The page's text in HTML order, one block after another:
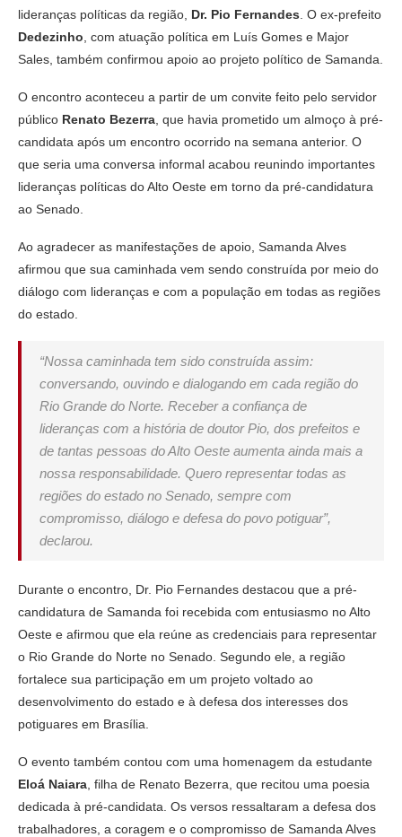
lideranças políticas da região, Dr. Pio Fernandes . O ex-prefeito
Dedezinho , com atuação política em Luís Gomes e Major
Sales, também confirmou apoio ao projeto político de Samanda.
O encontro aconteceu a partir de um convite feito pelo servidor
público Renato Bezerra , que havia prometido um almoço à pré-
candidata após um encontro ocorrido na semana anterior. O
que seria uma conversa informal acabou reunindo importantes
lideranças políticas do Alto Oeste em torno da pré-candidatura
ao Senado.
Ao agradecer as manifestações de apoio, Samanda Alves
afirmou que sua caminhada vem sendo construída por meio do
diálogo com lideranças e com a população em todas as regiões
do estado.
“Nossa caminhada tem sido construída assim:
conversando, ouvindo e dialogando em cada região do
Rio Grande do Norte. Receber a confiança de
lideranças com a história de doutor Pio, dos prefeitos e
de tantas pessoas do Alto Oeste aumenta ainda mais a
nossa responsabilidade. Quero representar todas as
regiões do estado no Senado, sempre com
compromisso, diálogo e defesa do povo potiguar”,
declarou.
Durante o encontro, Dr. Pio Fernandes destacou que a pré-
candidatura de Samanda foi recebida com entusiasmo no Alto
Oeste e afirmou que ela reúne as credenciais para representar
o Rio Grande do Norte no Senado. Segundo ele, a região
fortalece sua participação em um projeto voltado ao
desenvolvimento do estado e à defesa dos interesses dos
potiguares em Brasília.
O evento também contou com uma homenagem da estudante
Eloá Naiara , filha de Renato Bezerra, que recitou uma poesia
dedicada à pré-candidata. Os versos ressaltaram a defesa dos
trabalhadores, a coragem e o compromisso de Samanda Alves